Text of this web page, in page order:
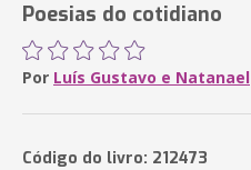
Poesias do cotidiano
Por Luís Gustavo e Natanael
Código do livro: 212473